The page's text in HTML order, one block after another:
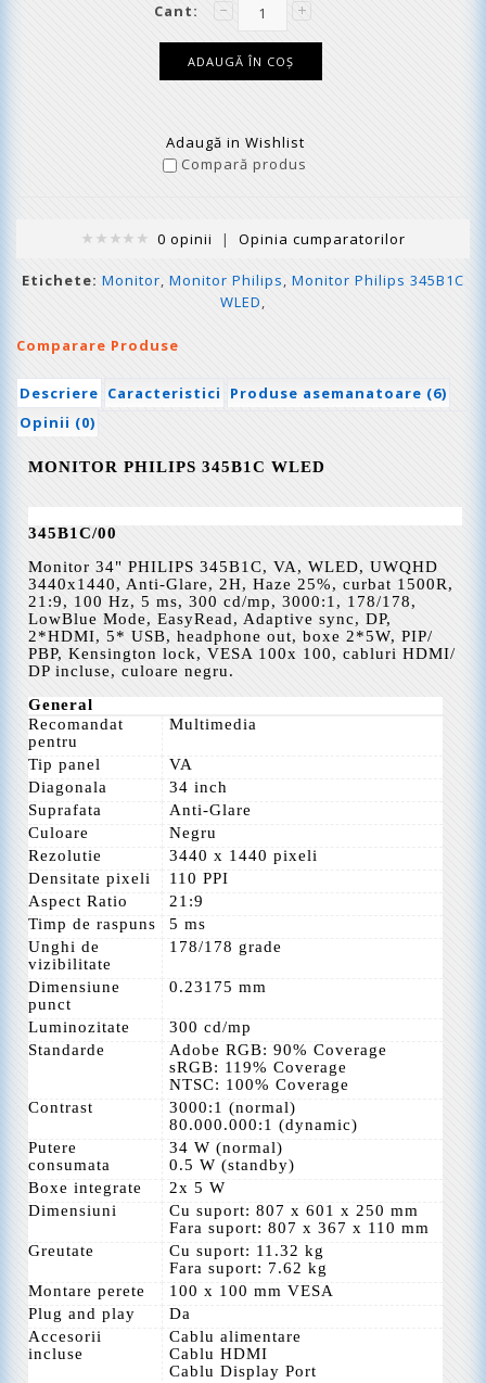
Cant:
Adaugă in Wishlist
Compară produs
0 opinii | Opinia cumparatorilor
Etichete: Monitor, Monitor Philips, Monitor Philips 345B1C
WLED,
Comparare Produse
Descriere Caracteristici
Produse asemanatoare (6)
Opinii (0)
MONITOR PHILIPS 345B1C WLED
345B1C/00
Monitor 34" PHILIPS 345B1C, VA, WLED, UWQHD
3440x1440, Anti-Glare, 2H, Haze 25%, curbat 1500R,
21:9, 100 Hz, 5 ms, 300 cd/mp, 3000:1, 178/178,
LowBlue Mode, EasyRead, Adaptive sync, DP,
2*HDMI, 5* USB, headphone out, boxe 2*5W, PIP/
PBP, Kensington lock, VESA 100x 100, cabluri HDMI/
DP incluse, culoare negru.
General
Recomandat
pentru
Multimedia
Tip panel
VA
Diagonala
34 inch
Suprafata
Anti-Glare
Culoare
Negru
Rezolutie
3440 x 1440 pixeli
Densitate pixeli
110 PPI
Aspect Ratio
21:9
Timp de raspuns
5 ms
Unghi de
vizibilitate
178/178 grade
Dimensiune
punct
0.23175 mm
Luminozitate
300 cd/mp
Standarde
Adobe RGB: 90% Coverage
sRGB: 119% Coverage
NTSC: 100% Coverage
Contrast
3000:1 (normal)
80.000.000:1 (dynamic)
Putere
consumata
34 W (normal)
0.5 W (standby)
Boxe integrate
2x 5 W
Dimensiuni
Cu suport: 807 x 601 x 250 mm
Fara suport: 807 x 367 x 110 mm
Greutate
Cu suport: 11.32 kg
Fara suport: 7.62 kg
Montare perete
100 x 100 mm VESA
Plug and play
Da
Accesorii
incluse
Cablu alimentare
Cablu HDMI
Cablu Display Port